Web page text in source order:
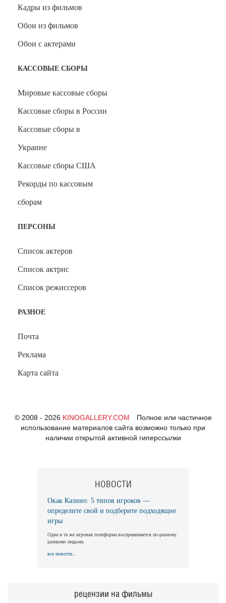
НОВОСТИ
Окак Казино: 5 типов игроков —
определите свой и подберите подходящие
игры
Одна и та же игровая платформа воспринимается по-разному
разными людьми.
все новости...
рецензии на фильмы
Кадры из фильмов
Обои из фильмов
Обои с актерами
КАССОВЫЕ СБОРЫ
Мировые кассовые сборы
Кассовые сборы в России
Кассовые сборы в
Украине
Кассовые сборы США
Рекорды по кассовым
сборам
ПЕРСОНЫ
Список актеров
Список актрис
Список режиссеров
РАЗНОЕ
Почта
Реклама
Карта сайта
© 2008 - 2026 KINOGALLERY.COM
Полное или частичное
использование материалов сайта возможно только при
наличии открытой активной гиперссылки